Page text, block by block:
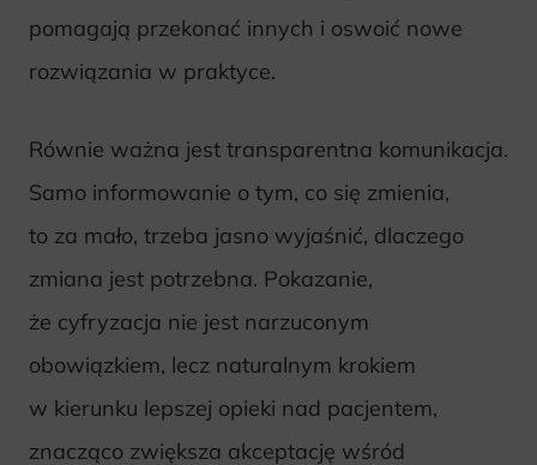
pomagają przekonać innych i oswoić nowe
rozwiązania w praktyce.
Równie ważna jest transparentna komunikacja.
Samo informowanie o tym, co się zmienia,
to za mało, trzeba jasno wyjaśnić, dlaczego
zmiana jest potrzebna. Pokazanie,
że cyfryzacja nie jest narzuconym
obowiązkiem, lecz naturalnym krokiem
w kierunku lepszej opieki nad pacjentem,
znacząco zwiększa akceptację wśród